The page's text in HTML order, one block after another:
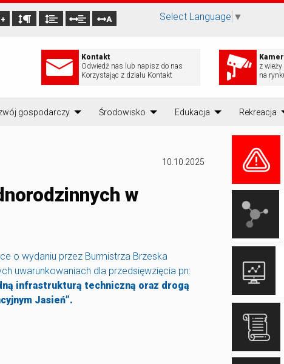
A Select Language ▼
Kontakt
Odwiedź nas lub napisz do nas
Korzystając z działu Kontakt
z
na
gospodarczy Środowisko Edukacja Rekreacja
10.10.2025
w
o wydaniu przez Burmistrza Brzeska
uwarunkowaniach dla przedsięwzięcia pn:
infrastrukturą techniczną oraz drogą
Jasień”.